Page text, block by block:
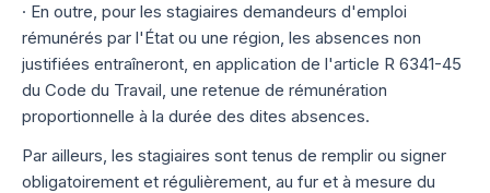
· En outre, pour les stagiaires demandeurs d'emploi
rémunérés par l'État ou une région, les absences non
justifiées entraîneront, en application de l'article R 6341-45
du Code du Travail, une retenue de rémunération
proportionnelle à la durée des dites absences.
Par ailleurs, les stagiaires sont tenus de remplir ou signer
obligatoirement et régulièrement, au fur et à mesure du